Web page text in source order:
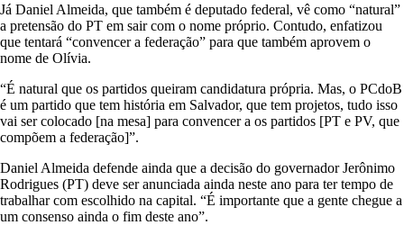
Já Daniel Almeida, que também é deputado federal, vê como “natural”
a pretensão do PT em sair com o nome próprio. Contudo, enfatizou
que tentará “convencer a federação” para que também aprovem o
nome de Olívia.
“É natural que os partidos queiram candidatura própria. Mas, o PCdoB
é um partido que tem história em Salvador, que tem projetos, tudo isso
vai ser colocado [na mesa] para convencer a os partidos [PT e PV, que
compõem a federação]”.
Daniel Almeida defende ainda que a decisão do governador Jerônimo
Rodrigues (PT) deve ser anunciada ainda neste ano para ter tempo de
trabalhar com escolhido na capital. “É importante que a gente chegue a
um consenso ainda o fim deste ano”.